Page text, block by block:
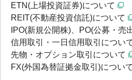
ETN(上場投資証券)について
REIT(不動産投資信託)について
IPO(新規公開株)、PO(公募・売
信用取引・一日信用取引につい
先物・オプション取引について
FX(外国為替証拠金取引)について